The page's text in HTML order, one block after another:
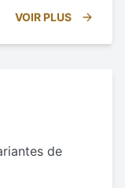
VOIR PLUS
de